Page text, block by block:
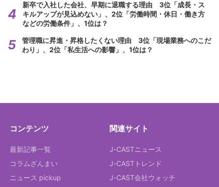
新卒で入社した会社、早期に退職する理由 3位「成長・ス
キルアップが見込めない」、2位「労働時間・休日・働き方
などの労働条件」、1位は？
管理職に昇進・昇格したくない理由 3位「現場業務へのこだ
わり」、2位「私生活への影響」、1位は？
コンテンツ
最新記事一覧
コラムざんまい
ニュース pickup
関連サイト
J-CASTニュース
J-CASTトレンド
J-CAST会社ウォッチ